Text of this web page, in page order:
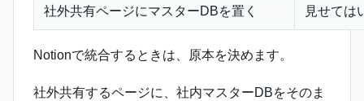
社外共有ページにマスターDBを置く 見せては
Notionで統合するときは、原本を決めます。
社外共有するページに、社内マスターDBをそのま